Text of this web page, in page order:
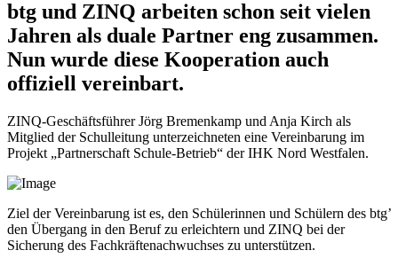
btg und ZINQ arbeiten schon seit vielen
Jahren als duale Partner eng zusammen.
Nun wurde diese Kooperation auch
offiziell vereinbart.
ZINQ-Geschäftsführer Jörg Bremenkamp und Anja Kirch als
Mitglied der Schulleitung unterzeichneten eine Vereinbarung im
Projekt „Partnerschaft Schule-Betrieb“ der IHK Nord Westfalen.
Ziel der Vereinbarung ist es, den Schülerinnen und Schülern des btg’
den Übergang in den Beruf zu erleichtern und ZINQ bei der
Sicherung des Fachkräftenachwuchses zu unterstützen.